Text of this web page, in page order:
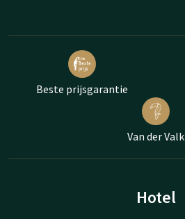
Beste prijsgarantie
Van der Valk
Hotel